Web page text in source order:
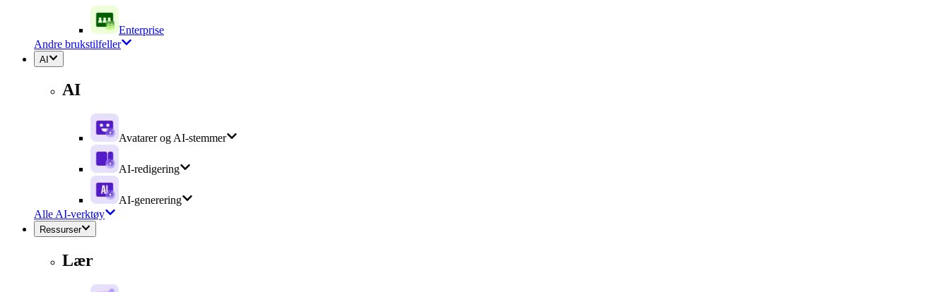
Enterprise
Andre brukstilfeller
AI
AI
Avatarer og AI-stemmer
AI-redigering
AI-generering
Alle AI-verktøy
Ressurser
Lær